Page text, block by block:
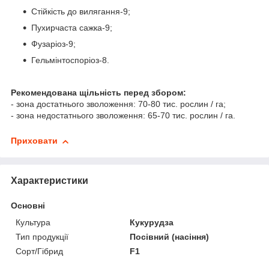
Стійкість до вилягання-9;
Пухирчаста сажка-9;
Фузаріоз-9;
Гельмінтоспоріоз-8.
Рекомендована щільність перед збором:
- зона достатнього зволоження: 70-80 тис. рослин / га;
- зона недостатнього зволоження: 65-70 тис. рослин / га.
Приховати
Характеристики
Основні
Культура
Кукурудза
Тип продукції
Посівний (насіння)
Сорт/Гібрид
F1